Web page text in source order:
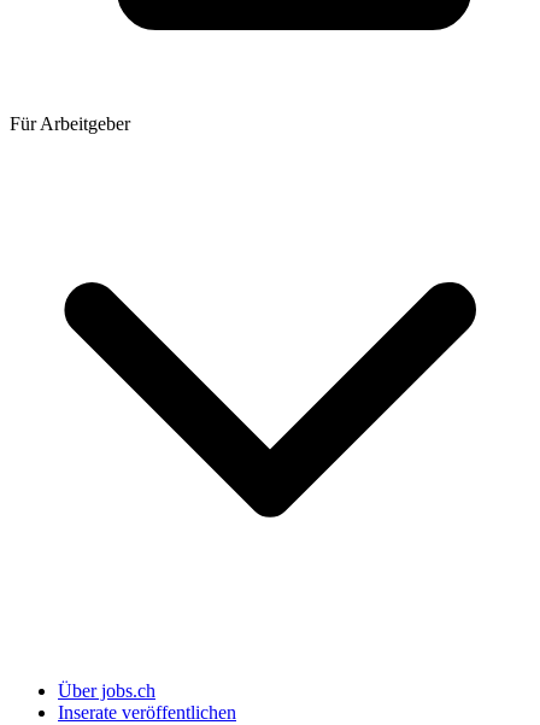
Für Arbeitgeber
Über jobs.ch
Inserate veröffentlichen